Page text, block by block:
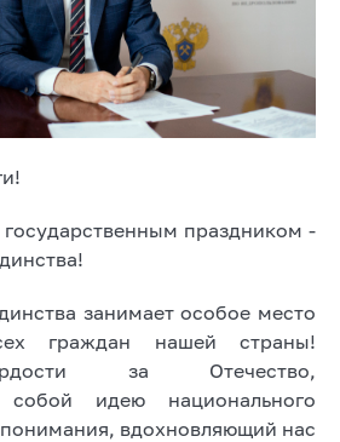
праздником -
занимает особое место
граждан нашей страны!
за Отечество,
собой идею национального
вдохновляющий нас